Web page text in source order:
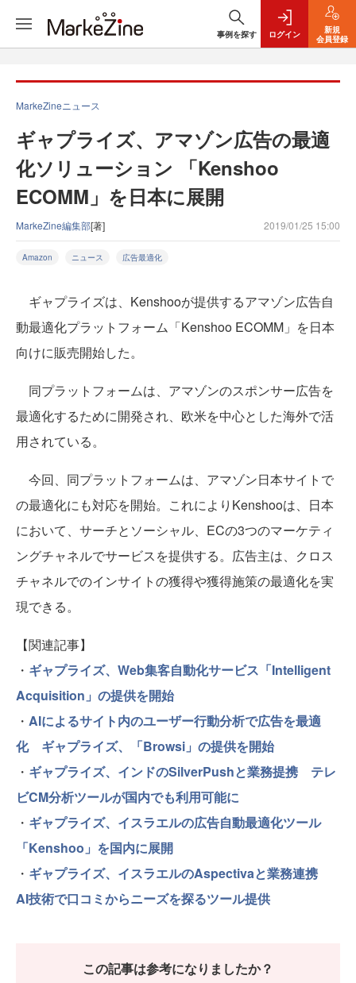
事例を探す ログイン
新規
会員登録
MarkeZineニュース
ギャプライズ、アマゾン広告の最適
化ソリューション 「Kenshoo
ECOMM」を日本に展開
MarkeZine編集部[著] 2019/01/25 15:00
Amazon ニュース 広告最適化
ギャプライズは、Kenshooが提供するアマゾン広告自
動最適化プラットフォーム「Kenshoo ECOMM」を日本
向けに販売開始した。
同プラットフォームは、アマゾンのスポンサー広告を
最適化するために開発され、欧米を中心とした海外で活
用されている。
今回、同プラットフォームは、アマゾン日本サイトで
の最適化にも対応を開始。これによりKenshooは、日本
において、サーチとソーシャル、ECの3つのマーケティ
ングチャネルでサービスを提供する。広告主は、クロス
チャネルでのインサイトの獲得や獲得施策の最適化を実
現できる。
【関連記事】
・ ギャプライズ、Web集客自動化サービス「Intelligent
Acquisition」の提供を開始
・ AIによるサイト内のユーザー行動分析で広告を最適
化 ギャプライズ、「Browsi」の提供を開始
・ ギャプライズ、インドのSilverPushと業務提携 テレ
ビCM分析ツールが国内でも利用可能に
・ ギャプライズ、イスラエルの広告自動最適化ツール
「Kenshoo」を国内に展開
・ ギャプライズ、イスラエルのAspectivaと業務連携
AI技術で口コミからニーズを探るツール提供
この記事は参考になりましたか？